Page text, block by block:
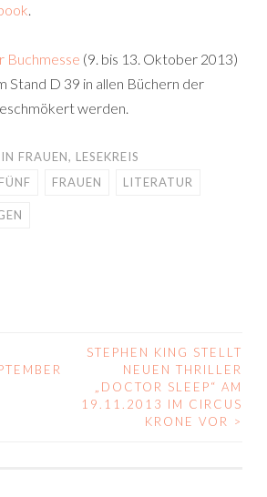
.
Buchmesse (9. bis 13. Oktober 2013)
Stand D 39 in allen Büchern der
werden.
FRAUEN, LESEKREIS
FRAUEN LITERATUR
STEPHEN KING STELLT
NEUEN THRILLER
„DOCTOR SLEEP“ AM
19.11.2013 IM CIRCUS
KRONE VOR
>